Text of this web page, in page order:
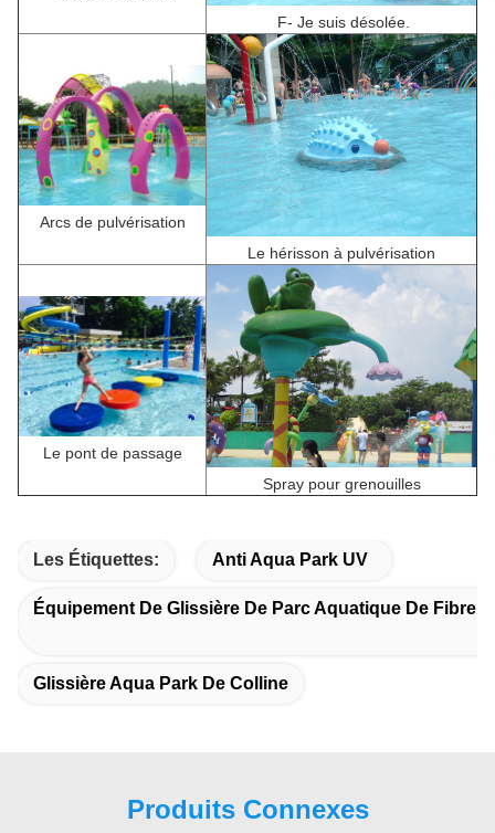
F- Je suis désolée.
Arcs de pulvérisation
Le hérisson à pulvérisation
Le pont de passage
Spray pour grenouilles
Les Étiquettes: Anti Aqua Park UV
Équipement De Glissière De Parc Aquatique De Fibre
Glissière Aqua Park De Colline
Produits Connexes